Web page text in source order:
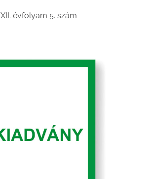
XII. évfolyam 5. szám